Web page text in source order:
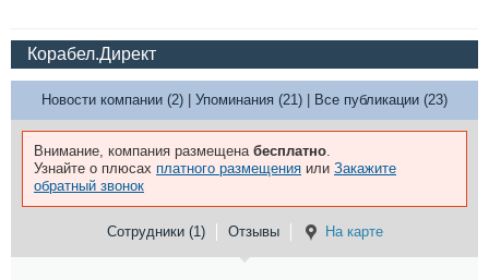
Все службы
Корабел.Директ
Новости компании (2) Упоминания (21) Все публикации (23)
Внимание, компания размещена бесплатно.
Узнайте о плюсах платного размещения или Закажите
обратный звонок
Сотрудники (1) Отзывы На карте